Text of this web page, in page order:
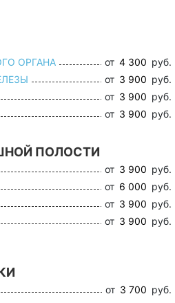
ОРГАНА от 4 300 руб.
от 3 900 руб.
от 3 900 руб.
от 3 900 руб.
ПОЛОСТИ
от 3 900 руб.
от 6 000 руб.
от 3 900 руб.
от 3 900 руб.
от 3 700 руб.